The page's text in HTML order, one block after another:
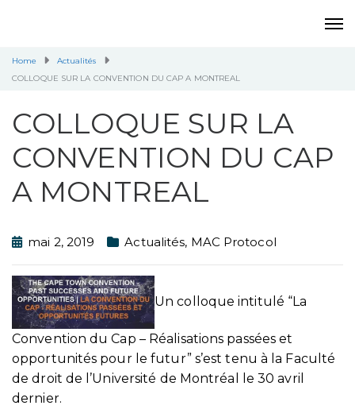
Home
Actualités
COLLOQUE SUR LA CONVENTION DU CAP A MONTREAL
COLLOQUE SUR LA
CONVENTION DU CAP
A MONTREAL
mai 2, 2019 Actualités, MAC Protocol
Un colloque intitulé “La
Convention du Cap – Réalisations passées et
opportunités pour le futur” s’est tenu à la Faculté
de droit de l’Université de Montréal le 30 avril
dernier.